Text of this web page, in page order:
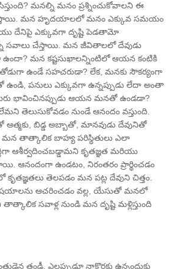
మనల్ని మనం ప్రశ్నించుకోవాలని ఈ
మన హృదయాలలో మనం ఎక్కువ సమయం
దేనిపై ఎక్కువగా దృష్టి పెడతామో
సవాలు చేస్తాయి. మన జీవితాలలో దేవుడు
ఉందా? మన కష్టసుఖాలన్నింటిలో ఆయన కంటికి
తోడుగా ఉండే సహచరుడా? లేక, మనకు సౌకర్యంగా
ఉండి, పనులు ఎక్కువగా ఉన్నప్పుడు లేదా అంతా
భావించినప్పుడు ఆయన మనతో ఉండడా?
తెలుసుకోవడం నుండే ఆనందం వస్తుంది.
ఆత్మకు, బిడ్డ అబ్బాతో, మానవుడు దేవునితో
తాత్కాలిక బాహ్య పరిస్థితులు ఎలా
ఆశీర్వదించబడ్డామని కృతజ్ఞత మరియు
ఆనందంగా ఉండటం, నిరంతరం ప్రార్థించడం
తెలపడం మన పట్ల దేవుని చిత్తం.
ఆచరించడం వల్ల, యేసుతో మనలో
సవాళ్ల నుండి మన దృష్టి మళ్లిస్తుంది
తండ్రీ, ఎల్లప్పుడూ నాకొరకు ఉన్నందుకు